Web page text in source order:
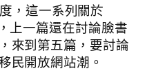
，這一系列關於
上一篇還在討論臉書
來到第五篇，要討論
民開放網站潮。